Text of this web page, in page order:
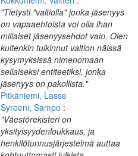
"Tietysti "valtiolla" jonka jäsenyys
on vapaaehtoista voi olla ihan
millaiset jäsenyysehdot vain. Olen
kuitenkin tulkinnut valtion näissä
kysymyksissä nimenomaan
sellaiseksi entiteetiksi, jonka
jäsenyys on pakollista."
Pitkäniemi, Lasse
Syreeni, Sampo :
"Väestörekisteri on
yksityisyydenloukkaus, ja
henkilötunnusjärjestelmä auttaa